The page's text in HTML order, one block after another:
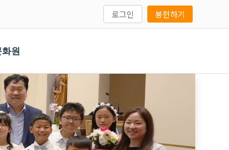
로그인 봉헌하기
원